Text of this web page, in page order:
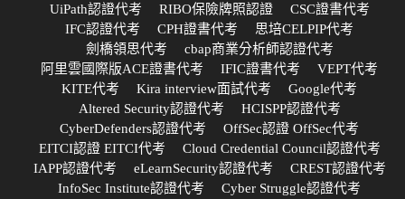
UiPath認證代考
RIBO保險牌照認證
CSC證書代考
IFC認證代考
CPH證書代考
思培CELPIP代考
劍橋領思代考
cbap商業分析師認證代考
阿里雲國際版ACE證書代考
IFIC證書代考
VEPT代考
KITE代考
Kira interview面試代考
Google代考
Altered Security認證代考
HCISPP認證代考
CyberDefenders認證代考
OffSec認證 OffSec代考
EITCI認證 EITCI代考
Cloud Credential Council認證代考
IAPP認證代考
eLearnSecurity認證代考
CREST認證代考
InfoSec Institute認證代考
Cyber Struggle認證代考